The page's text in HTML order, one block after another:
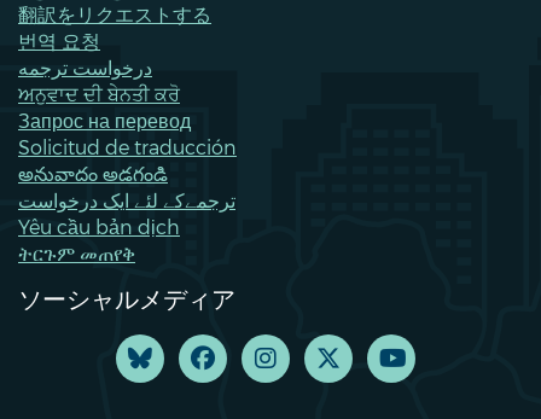
翻訳をリクエストする
번역 요청
درخواست ترجمه
ਅਨੁਵਾਦ ਦੀ ਬੇਨਤੀ ਕਰੋ
Запрос на перевод
Solicitud de traducción
అనువాదం అడగండి
ترجمےکے لئے ایک درخواست
Yêu cầu bản dịch
ትርጉም መጠየቅ
ソーシャルメディア